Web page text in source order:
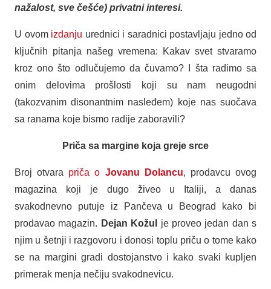
nažalost, sve češće) privatni interesi.
U ovom izdanju urednici i saradnici postavljaju jedno od
ključnih pitanja našeg vremena: Kakav svet stvaramo
kroz ono što odlučujemo da čuvamo? I šta radimo sa
onim delovima prošlosti koji su nam neugodni
(takozvanim disonantnim nasleđem) koje nas suočava
sa ranama koje bismo radije zaboravili?
Priča sa margine koja greje srce
Broj otvara priča o Jovanu Dolancu, prodavcu ovog
magazina koji je dugo živeo u Italiji, a danas
svakodnevno putuje iz Pančeva u Beograd kako bi
prodavao magazin. Dejan Kožul
je proveo jedan dan s
njim u šetnji i razgovoru i donosi toplu priču o tome kako
se na margini gradi dostojanstvo i kako svaki kupljen
primerak menja nečiju svakodnevicu.